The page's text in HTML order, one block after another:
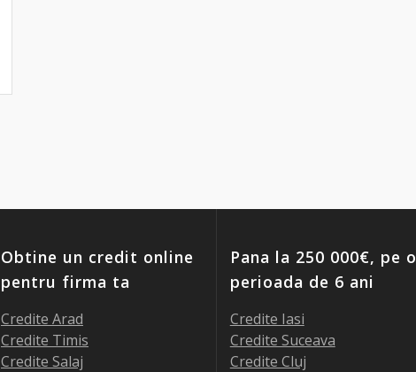
Obtine un credit online
pentru firma ta
Credite Arad
Credite Timis
Credite Salaj
Pana la 250 000€, pe o
perioada de 6 ani
Credite Iasi
Credite Suceava
Credite Cluj